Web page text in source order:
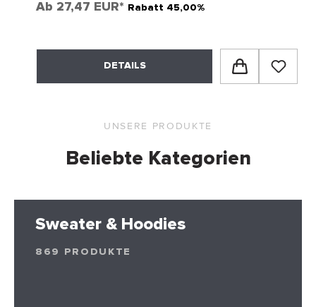
Ab 27,47 EUR* Rabatt 45,00%
DETAILS
UNSERE PRODUKTE
Beliebte Kategorien
Sweater & Hoodies
869 PRODUKTE